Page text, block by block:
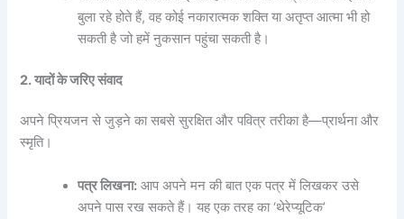
बुला रहे होते हैं, वह कोई नकारात्मक शक्ति या अतृप्त आत्मा भी हो
सकती है जो हमें नुकसान पहुंचा सकती है।
2. यादों के जरिए संवाद
अपने प्रियजन से जुड़ने का सबसे सुरक्षित और पवित्र तरीका है—प्रार्थना और
स्मृति।
पत्र लिखना: आप अपने मन की बात एक पत्र में लिखकर उसे
अपने पास रख सकते हैं। यह एक तरह का ‘थेरेप्यूटिक’